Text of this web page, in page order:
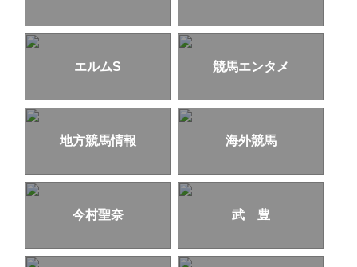
エルムS 競馬エンタメ
地方競馬情報 海外競馬
今村聖奈 武 豊